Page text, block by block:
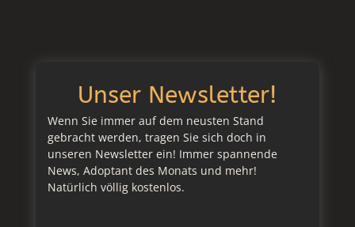
Unser Newsletter!
Wenn Sie immer auf dem neusten Stand
gebracht werden, tragen Sie sich doch in
unseren Newsletter ein! Immer spannende
News, Adoptant des Monats und mehr!
Natürlich völlig kostenlos.